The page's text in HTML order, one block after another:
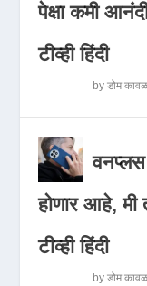
पेक्षा कमी
टीव्ही हिंदी
byडोम
वनप्लस
होणार आहे, मी
टीव्ही हिंदी
byडोम